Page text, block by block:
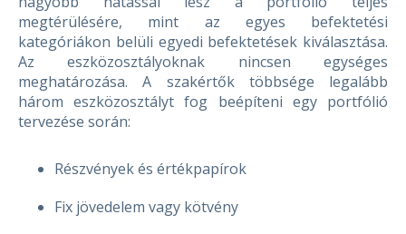
megtérülésére, mint az egyes befektetési
kategóriákon belüli egyedi befektetések kiválasztása.
Az eszközosztályoknak nincsen egységes
meghatározása. A szakértők többsége legalább
három eszközosztályt fog beépíteni egy portfólió
tervezése során:
Részvények és értékpapírok
Fix jövedelem vagy kötvény